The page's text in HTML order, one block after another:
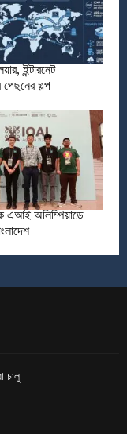
ইন্টারনেট
গল্প
এআই অলিম্পিয়াডে
চালু